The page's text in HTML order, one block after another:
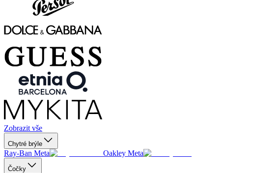
Zobrazit vše
Chytré brýle
Ray-Ban Meta Oakley Meta
Čočky